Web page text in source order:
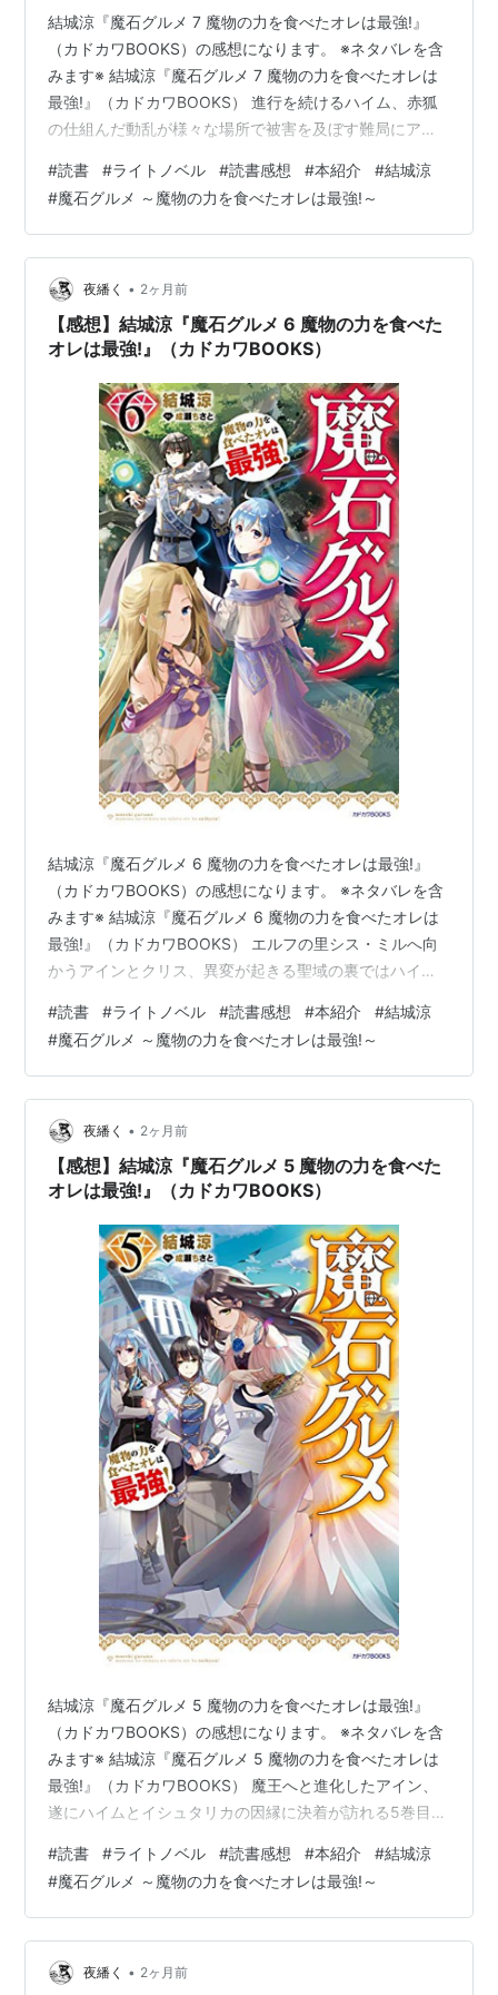
結城涼『魔石グルメ 7 魔物の力を食べたオレは最強!』
（カドカワBOOKS）の感想になります。 ※ネタバレを含
みます※ 結城涼『魔石グルメ 7 魔物の力を食べたオレは
最強!』（カドカワBOOKS） 進行を続けるハイム、赤狐
の仕組んだ動乱が様々な場所で被害を及ぼす難局にアイ
力を食べたオレは最強!』（カドカワBOOKS） 魔石グル
メ ７ 魔物の力を食べたオレは最強！ (カドカワBOOKS)
作者:結城 涼 KADOKAWA Amazon 進行を続けるハイム、
赤狐の仕組んだ動乱が様々な場所で被害を及ぼす難局に
アインが立ち向かう。 あらすじ “…
#読書 #ライトノベル #読書感想 #本紹介 #結城涼
#魔石グルメ ～魔物の力を食べたオレは最強!～
夜繙く • 2ヶ月前
【感想】結城涼『魔石グルメ 6 魔物の力を食べた
オレは最強!』（カドカワBOOKS）
結城涼『魔石グルメ 6 魔物の力を食べたオレは最強!』
（カドカワBOOKS）の感想になります。 ※ネタバレを含
みます※ 結城涼『魔石グルメ 6 魔物の力を食べたオレは
最強!』（カドカワBOOKS） エルフの里シス・ミルへ向
かうアインとクリス、異変が起きる聖域の裏ではハイム
魔物の力を食べたオレは最強!』（カドカワBOOKS） 魔
石グルメ ６ 魔物の力を食べたオレは最強！ (カドカワ
BOOKS) 作者:結城 涼 KADOKAWA Amazon エルフの里
シス・ミルへ向かうアインとクリス、異変が起きる聖域
の裏ではハイムに赤狐の魔の手が迫る。 …
#読書 #ライトノベル #読書感想 #本紹介 #結城涼
#魔石グルメ ～魔物の力を食べたオレは最強!～
夜繙く • 2ヶ月前
【感想】結城涼『魔石グルメ 5 魔物の力を食べた
オレは最強!』（カドカワBOOKS）
結城涼『魔石グルメ 5 魔物の力を食べたオレは最強!』
（カドカワBOOKS）の感想になります。 ※ネタバレを含
みます※ 結城涼『魔石グルメ 5 魔物の力を食べたオレは
最強!』（カドカワBOOKS） 魔王へと進化したアイン、
遂にハイムとイシュタリカの因縁に決着が訪れる5巻目。
最強!』（カドカワBOOKS） 魔石グルメ ５ 魔物の力を食
べたオレは最強！ (カドカワBOOKS) 作者:結城 涼
KADOKAWA Amazon 魔王へと進化したアイン、遂にハ
イムとイシュタリカの因縁に決着が訪れる5巻目。 あら
すじ 伝説級の魔物たちの魔石を食べ続…
#読書 #ライトノベル #読書感想 #本紹介 #結城涼
#魔石グルメ ～魔物の力を食べたオレは最強!～
夜繙く • 2ヶ月前